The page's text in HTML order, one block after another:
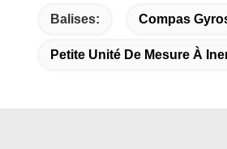
Balises: Compas
Petite Unité De Mesure À